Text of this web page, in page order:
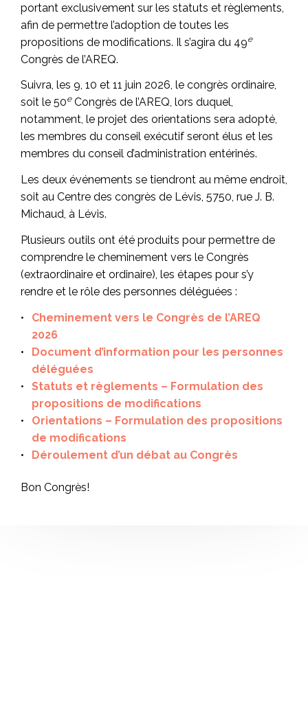
portant exclusivement sur les statuts et règlements,
afin de permettre l’adoption de toutes les
propositions de modifications. Il s’agira du 49e
Congrès de l’AREQ.
Suivra, les 9, 10 et 11 juin 2026, le congrès ordinaire,
soit le 50eCongrès de l’AREQ, lors duquel,
notamment, le projet des orientations sera adopté,
les membres du conseil exécutif seront élus et les
membres du conseil d’administration entérinés.
Les deux événements se tiendront au même endroit,
soit au Centre des congrès de Lévis, 5750, rue J. B.
Michaud, à Lévis.
Plusieurs outils ont été produits pour permettre de
comprendre le cheminement vers le Congrès
(extraordinaire et ordinaire), les étapes pour s’y
rendre et le rôle des personnes déléguées :
Cheminement vers le Congrès de l’AREQ
2026
Document d’information pour les personnes
déléguées
Statuts et règlements – Formulation des
propositions de modifications
Orientations – Formulation des propositions
de modifications
Déroulement d’un débat au Congrès
Bon Congrès!